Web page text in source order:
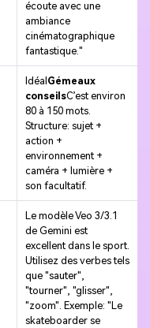
écoute avec une
ambiance
cinématographique
fantastique."
Idéal Gémeaux
conseilsC’est environ
80 à 150 mots.
Structure: sujet +
action +
environnement +
caméra + lumière +
son facultatif.
Le modèle Veo 3/3.1
de Gemini est
excellent dans le sport.
Utilisez des verbes tels
que "sauter",
"tourner", "glisser",
"zoom". Exemple: "Le
skateboarder se